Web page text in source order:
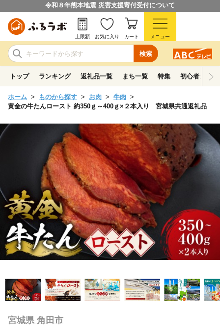
令和８年熊本地震 災害支援寄付受付について
検索
上限額 お気に入り カート メニュー
トップ ランキング 返礼品一覧 まち一覧 特集 初心者ガイド
ホーム ものから探す お肉
牛肉
黄金の牛たんロースト 約350ｇ～400ｇ×２本入り 宮城県共通返礼品
宮城県 角田市